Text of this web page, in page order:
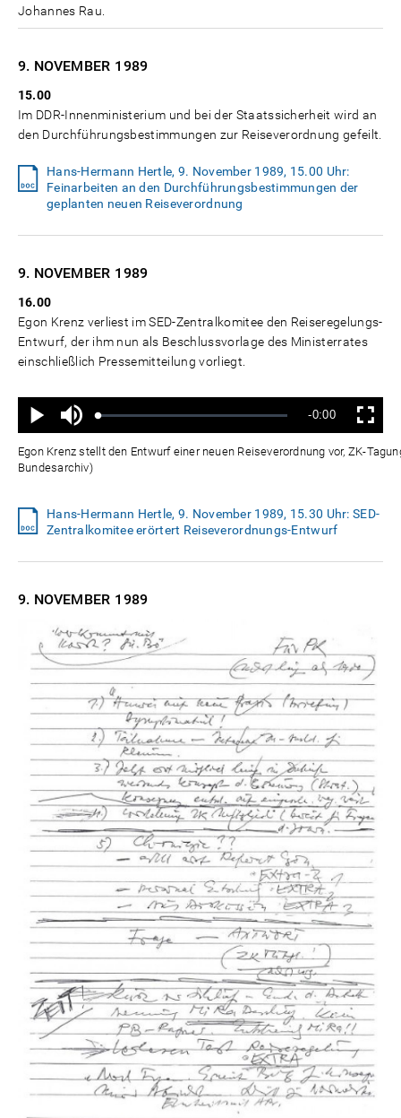
Johannes Rau.
9. NOVEMBER 1989
15.00
Im DDR-Innenministerium und bei der Staatssicherheit wird an
den Durchführungsbestimmungen zur Reiseverordnung gefeilt.
Hans-Hermann Hertle, 9. November 1989, 15.00 Uhr:
Feinarbeiten an den Durchführungsbestimmungen der
geplanten neuen Reiseverordnung
9. NOVEMBER 1989
16.00
Egon Krenz verliest im SED-Zentralkomitee den Reiseregelungs-
Entwurf, der ihm nun als Beschlussvorlage des Ministerrates
einschließlich Pressemitteilung vorliegt.
Wiedergabe
Ton
aus
Geladen:
Status:
Verbleibende
Zeit
-0:00 Vollbild
Egon Krenz stellt den Entwurf einer neuen Reiseverordnung vor, ZK-
Bundesarchiv)
Hans-Hermann Hertle, 9. November 1989, 15.30 Uhr: SED-
Zentralkomitee erörtert Reiseverordnungs-Entwurf
9. NOVEMBER 1989